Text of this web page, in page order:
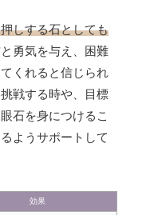
しする石としても
勇気を与え、困難
くれると信じられ
戦する時や、目標
石を身につけるこ
ようサポートして
効果